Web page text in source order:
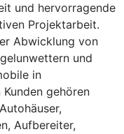
und hervorragende
Projektarbeit.
Abwicklung von
und
in
gehören
Aufbereiter,